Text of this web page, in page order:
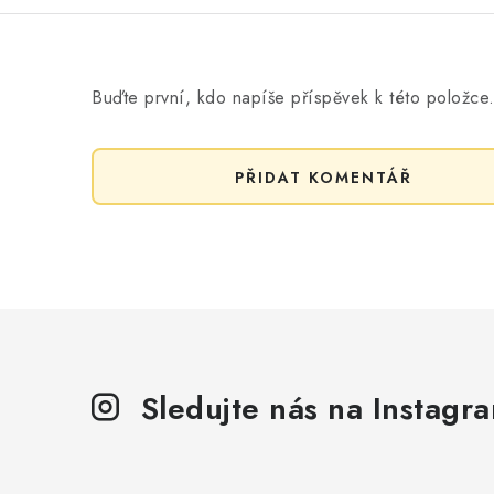
Buďte první, kdo napíše příspěvek k této položce.
PŘIDAT KOMENTÁŘ
Sledujte nás na